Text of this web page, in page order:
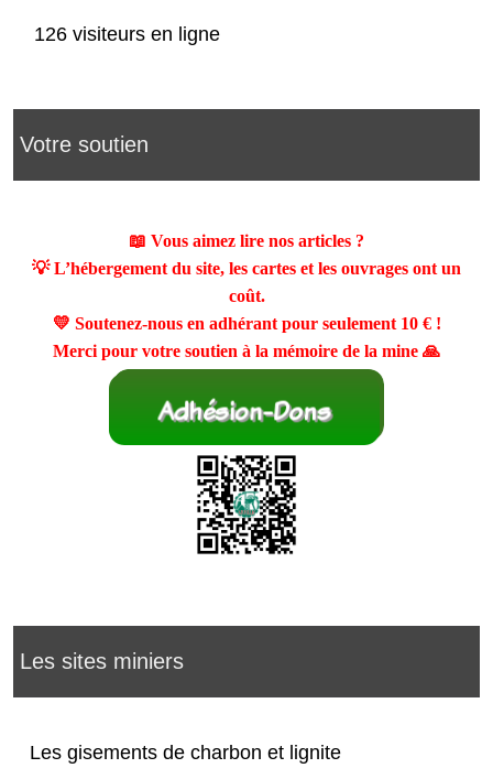
126 visiteurs en ligne
Votre soutien
📖 Vous aimez lire nos articles ?
💡 L’hébergement du site, les cartes et les ouvrages ont un
coût.
💛 Soutenez-nous en adhérant pour seulement 10 €!
Merci pour votre soutien à la mémoire de la mine 🙏
Les sites miniers
Les gisements de charbon et lignite